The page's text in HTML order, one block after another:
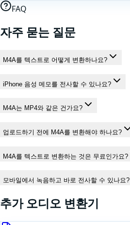
FAQ
자주 묻는 질문
M4A를 텍스트로 어떻게 변환하나요?
iPhone 음성 메모를 전사할 수 있나요?
M4A는 MP4와 같은 건가요?
업로드하기 전에 M4A를 변환해야 하나요?
M4A를 텍스트로 변환하는 것은 무료인가요?
모바일에서 녹음하고 바로 전사할 수 있나요?
추가오디오 변환기